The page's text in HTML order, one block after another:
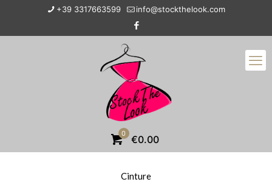
+39 3317663599 info@stockthelook.com
0 €0.00
Cinture